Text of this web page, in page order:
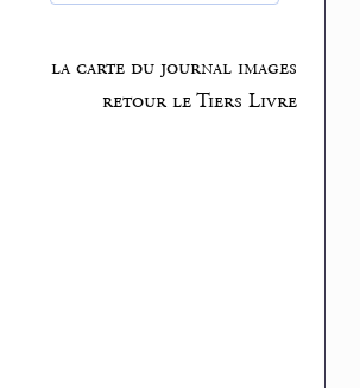
la carte du journal images
retour le Tiers Livre